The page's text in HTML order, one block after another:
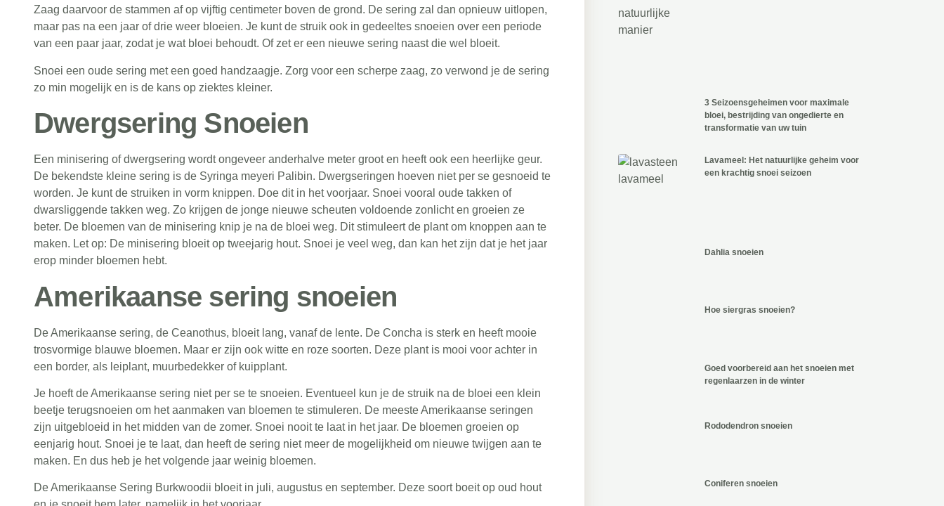
Zaag daarvoor de stammen af op vijftig centimeter boven de grond. De sering zal dan opnieuw uitlopen,
maar pas na een jaar of drie weer bloeien. Je kunt de struik ook in gedeeltes snoeien over een periode
van een paar jaar, zodat je wat bloei behoudt. Of zet er een nieuwe sering naast die wel bloeit.
Snoei een oude sering met een goed handzaagje. Zorg voor een scherpe zaag, zo verwond je de sering
zo min mogelijk en is de kans op ziektes kleiner.
Dwergsering Snoeien
Een minisering of dwergsering wordt ongeveer anderhalve meter groot en heeft ook een heerlijke geur.
De bekendste kleine sering is de Syringa meyeri Palibin. Dwergseringen hoeven niet per se gesnoeid te
worden. Je kunt de struiken in vorm knippen. Doe dit in het voorjaar. Snoei vooral oude takken of
dwarsliggende takken weg. Zo krijgen de jonge nieuwe scheuten voldoende zonlicht en groeien ze
beter. De bloemen van de minisering knip je na de bloei weg. Dit stimuleert de plant om knoppen aan te
maken. Let op: De minisering bloeit op tweejarig hout. Snoei je veel weg, dan kan het zijn dat je het jaar
erop minder bloemen hebt.
Amerikaanse sering snoeien
De Amerikaanse sering, de Ceanothus, bloeit lang, vanaf de lente. De Concha is sterk en heeft mooie
trosvormige blauwe bloemen. Maar er zijn ook witte en roze soorten. Deze plant is mooi voor achter in
een border, als leiplant, muurbedekker of kuipplant.
Je hoeft de Amerikaanse sering niet per se te snoeien. Eventueel kun je de struik na de bloei een klein
beetje terugsnoeien om het aanmaken van bloemen te stimuleren. De meeste Amerikaanse seringen
zijn uitgebloeid in het midden van de zomer. Snoei nooit te laat in het jaar. De bloemen groeien op
eenjarig hout. Snoei je te laat, dan heeft de sering niet meer de mogelijkheid om nieuwe twijgen aan te
maken. En dus heb je het volgende jaar weinig bloemen.
De Amerikaanse Sering Burkwoodii bloeit in juli, augustus en september. Deze soort boeit op oud hout
3 Seizoensgeheimen voor maximale
bloei, bestrijding van ongedierte en
transformatie van uw tuin
Lavameel: Het natuurlijke geheim voor
een krachtig snoei seizoen
Dahlia snoeien
Hoe siergras snoeien?
Goed voorbereid aan het snoeien met
regenlaarzen in de winter
Rododendron snoeien
Coniferen snoeien